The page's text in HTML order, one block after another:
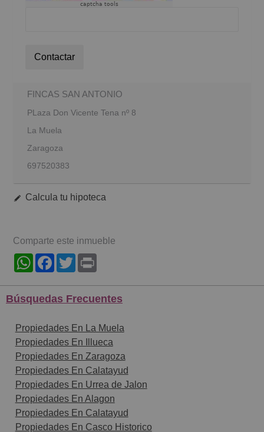
captcha tools
Contactar
FINCAS SAN ANTONIO
PLaza Don Vicente Tena nº 8
La Muela
Zaragoza
697520383
Calcula tu hipoteca
Comparte este inmueble
WhatsAppFacebook
Twitter
Búsquedas Frecuentes
Propiedades En La Muela
Propiedades En Illueca
Propiedades En Zaragoza
Propiedades En Calatayud
Propiedades En Urrea de Jalon
Propiedades En Alagon
Propiedades En Calatayud
Propiedades En Casco Historico